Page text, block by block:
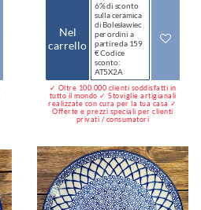
Nel
carrello
6% di sconto
sulla ceramica
di Bolesławiec
per ordini a
partire da 159
€ Codice
sconto:
AT5X2A
✓ Oltre 100.000 clienti soddisfatti in
tutto il mondo ✓ Stoviglie artigianali
realizzate con cura per la tua casa ✓
Offerte e prezzi speciali per clienti
privati / consumatori